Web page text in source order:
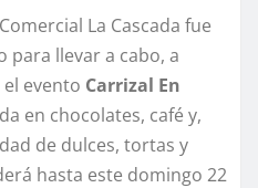
La Cascada fue
para llevar a cabo, a
evento Carrizal En
en chocolates, café y,
de dulces, tortas y
hasta este domingo 22